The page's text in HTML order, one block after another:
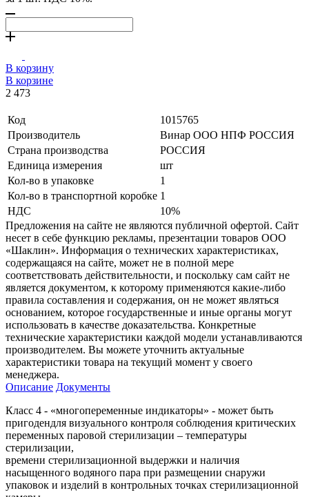
В корзину
В корзине
2 473
Код
1015765
Производитель
Винар ООО НПФ РОССИЯ
Страна производства
РОССИЯ
Единица измерения
шт
Кол-во в упаковке
1
Кол-во в транспортной коробке 1
НДС
10%
Предложения на сайте не являются публичной офертой. Сайт
несет в себе функцию рекламы, презентации товаров ООО
«Шаклин». Информация о технических характеристиках,
содержащаяся на сайте, может не в полной мере
соответствовать действительности, и поскольку сам сайт не
является документом, к которому применяются какие-либо
правила составления и содержания, он не может являться
основанием, которое государственные и иные органы могут
использовать в качестве доказательства. Конкретные
технические характеристики каждой модели устанавливаются
производителем. Вы можете уточнить актуальные
характеристики товара на текущий момент у своего
менеджера.
Описание Документы
Класс 4 - «многопеременные индикаторы» - может быть
пригодендля визуального контроля соблюдения критических
переменных паровой стерилизации – температуры
стерилизации,
времени стерилизационной выдержки и наличия
насыщенного водяного пара при размещении снаружи
упаковок и изделий в контрольных точках стерилизационной